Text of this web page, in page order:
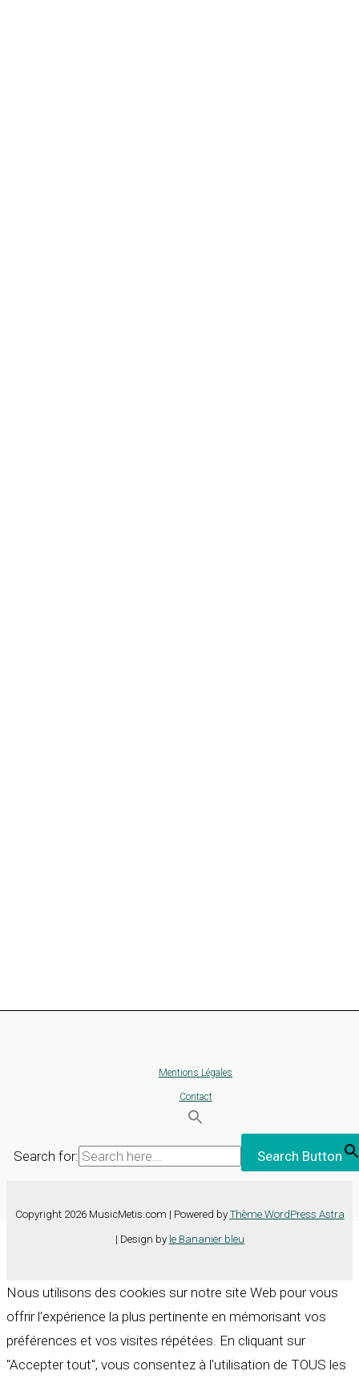
Mentions Légales
Contact
Search for: Search Button
Copyright 2026 MusicMetis.com | Powered by Thème WordPress Astra
| Design by le Bananier bleu
Nous utilisons des cookies sur notre site Web pour vous
offrir l'expérience la plus pertinente en mémorisant vos
préférences et vos visites répétées. En cliquant sur
"Accepter tout", vous consentez à l'utilisation de TOUS les